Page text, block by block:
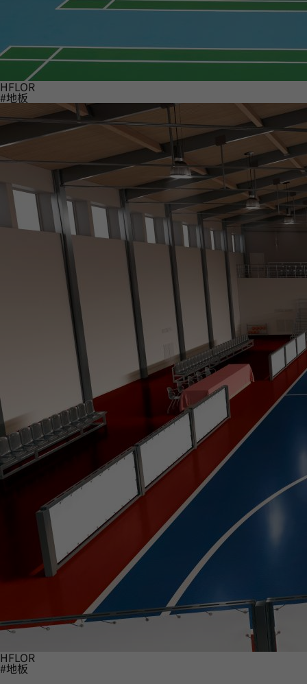
HFLOR
#地板
HFLOR
#地板